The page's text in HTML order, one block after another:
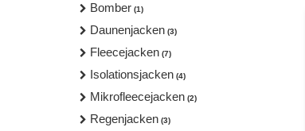
Bomber (1)
Daunenjacken (3)
Fleecejacken (7)
Isolationsjacken (4)
Mikrofleecejacken (2)
Regenjacken (3)